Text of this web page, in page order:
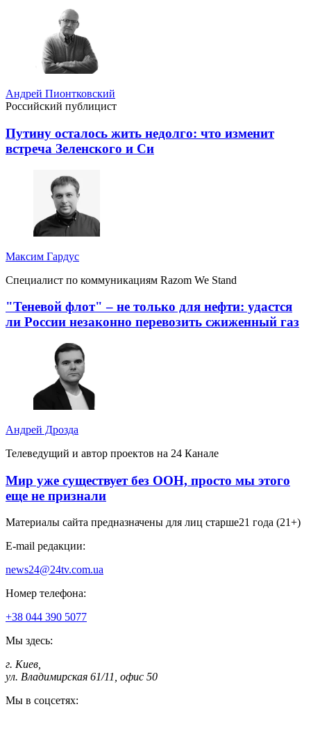
Андрей Пионтковский
Российский публицист
Путину осталось жить недолго: что изменит
встреча Зеленского и Си
Максим Гардус
Специалист по коммуникациям Razom We Stand
"Теневой флот" – не только для нефти: удастся
ли России незаконно перевозить сжиженный газ
Андрей Дрозда
Телеведущий и автор проектов на 24 Канале
Мир уже существует без ООН, просто мы этого
еще не признали
Материалы сайта предназначены для лиц старше21 года (21+)
E-mail редакции:
news24@24tv.com.ua
Номер телефона:
+38 044 390 5077
Мы здесь:
г. Киев,
ул. Владимирская 61/11, офис 50
Мы в соцсетях: